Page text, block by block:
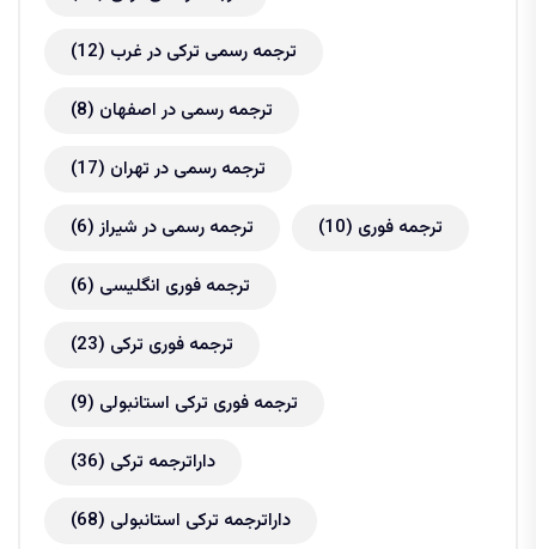
ترجمه رسمی ترکی در غرب (12)
ترجمه رسمی در اصفهان (8)
ترجمه رسمی در تهران (17)
ترجمه رسمی در شیراز(6) ترجمه فوری (10)
ترجمه فوری انگلیسی (6)
ترجمه فوری ترکی (23)
ترجمه فوری ترکی استانبولی (9)
داراترجمه ترکی (36)
داراترجمه ترکی استانبولی (68)